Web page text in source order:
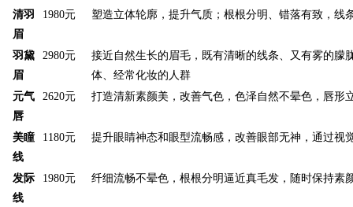
清羽
眉
1980元 塑造立体轮廓，提升气质；根根分明、错落有致，
羽黛
眉
2980元
接近自然生长的眉毛，既有清晰的线条、又有雾的
体、经常化妆的人群
元气
唇
2620元 打造清新素颜美，改善气色，色泽自然不晕色，唇形
美瞳
线
1180元 提升眼睛神态和眼型流畅感，改善眼部无神，通过视
发际
线
1980元 纤细流畅不晕色，根根分明逼近真毛发，随时保持素